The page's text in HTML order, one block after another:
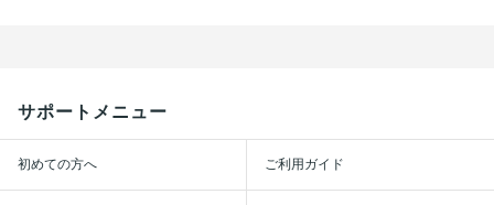
サポートメニュー
初めての方へ ご利用ガイド